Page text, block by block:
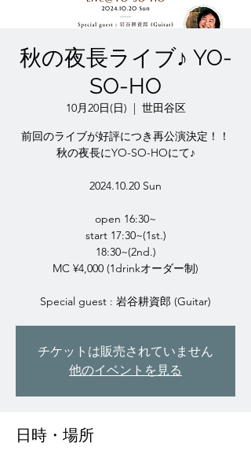
秋の夜長ライブ♪ YO-
SO-HO
10月20日(日)
  |
世田谷区
前回のライブが好評につき再公演決定！！
秋の夜長にYO-SO-HOにて♪
2024.10.20 Sun
open 16:30~
start 17:30~(1st.)
18:30~(2nd.)
MC ¥4,000 (1drinkオーダー制)
Special guest : 岩谷耕資郎 (Guitar)
チケットは販売されていません
他のイベントを見る
日時・場所